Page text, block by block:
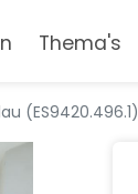
Thema's
(ES9420.496.1)